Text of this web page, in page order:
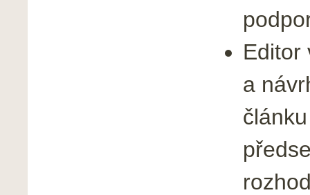
Editor
a